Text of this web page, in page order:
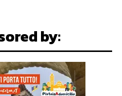
by: